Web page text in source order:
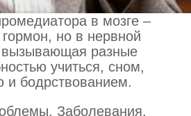
в мозге –
но в нервной
вызывающая разные
учиться, сном,
и бодрствованием.
Заболевания,